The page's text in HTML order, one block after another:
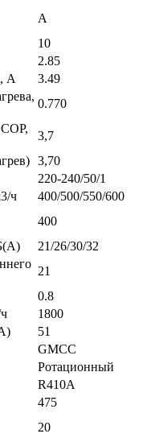
A
10
2.85
A
3.49
0.770
3,7
3,70
220-240/50/1
ч
400/500/550/600
400
21/26/30/32
21
0.8
1800
51
GMCC
Ротационный
R410A
475
20